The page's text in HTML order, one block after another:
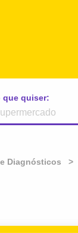
que quiser:
Diagnósticos